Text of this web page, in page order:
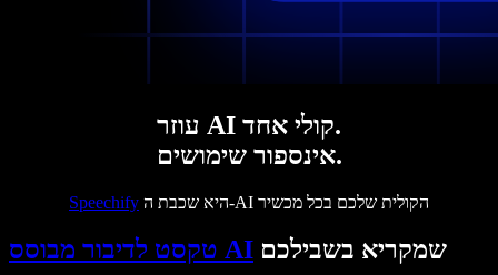
עוזר AI קולי אחד.
אינספור שימושים.
Speechify היא שכבת ה-AI הקולית שלכם בכל מכשיר
טקסט לדיבור מבוסס AI שמקריא בשבילכם